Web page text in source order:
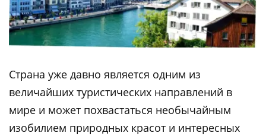
Страна уже давно является одним из
величайших туристических направлений в
мире и может похвастаться необычайным
изобилием природных красот и интересных